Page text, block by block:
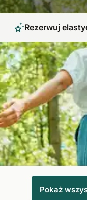
Rezerwuj
Tlenoterapia dla
Tlenoterapia to
przewlekłym
poprawa zaopatrzenia
poprawą jakości życia.
Pokaż